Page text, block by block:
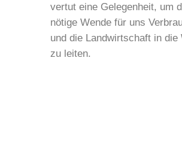
vertut eine Gelegenheit, um
nötige Wende für uns
und die Landwirtschaft in die
zu leiten.